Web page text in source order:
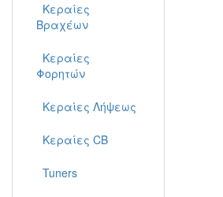
Κεραίες
Βραχέων
Κεραίες
Φορητών
Κεραίες Λήψεως
Κεραίες CB
Tuners